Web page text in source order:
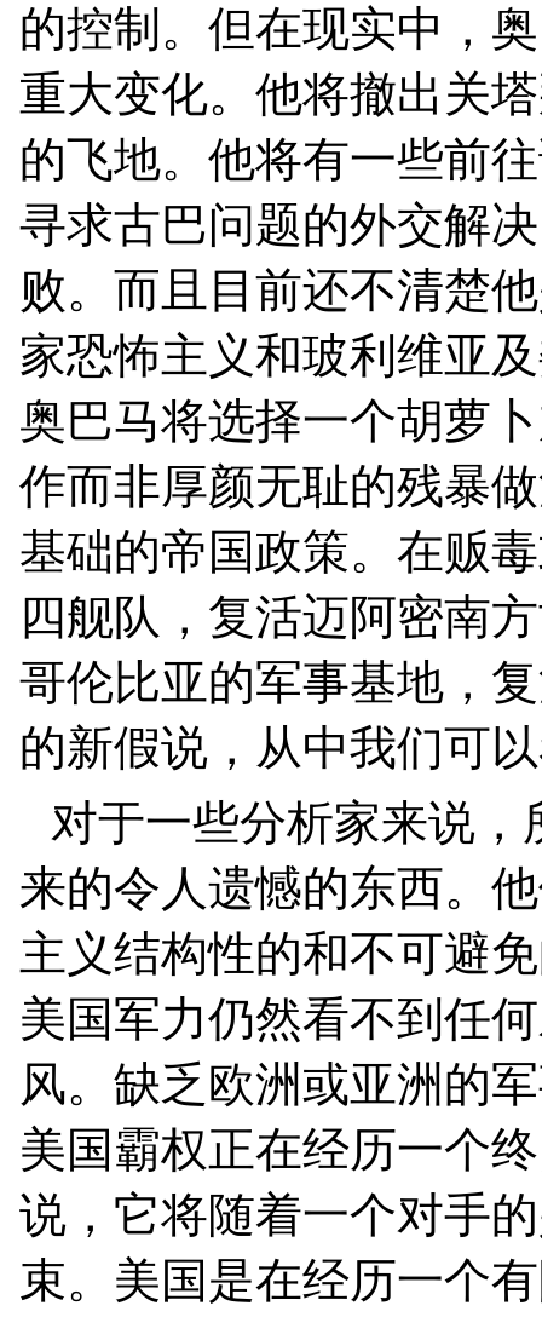
的控制。但在现实中，
重大变化。他将撤出关
的飞地。他将有一些前
寻求古巴问题的外交解
败。而且目前还不清楚
家恐怖主义和玻利维亚
奥巴马将选择一个胡萝
作而非厚颜无耻的残暴
基础的帝国政策。在贩
四舰队，复活迈阿密南
哥伦比亚的军事基地，
的新假说，从中我们可
对于一些分析家来说
来的令人遗憾的东西。
主义结构性的和不可避
美国军力仍然看不到任
风。缺乏欧洲或亚洲的
美国霸权正在经历一个
说，它将随着一个对手
束。美国是在经历一个